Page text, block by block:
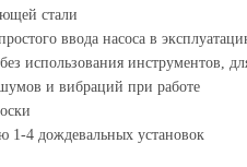
стали
ввода насоса в
использования инструментов,
и вибраций при работе
1-4 дождевальных установок